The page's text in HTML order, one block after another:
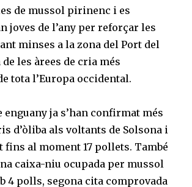
de mussol pirinenc i es
joves de l’any per reforçar les
minses a la zona del Port del
de les àrees de cria més
tota l’Europa occidental.
enguany ja s’han confirmat més
d’òliba als voltants de Solsona i
fins al moment 17 pollets. També
caixa-niu ocupada per mussol
4 polls, segona cita comprovada